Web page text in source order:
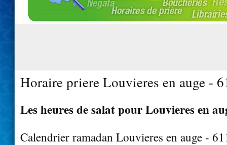
Horaire priere Louvieres en auge -
Les heures de salat pour Louvieres en
Calendrier ramadan Louvieres en auge -